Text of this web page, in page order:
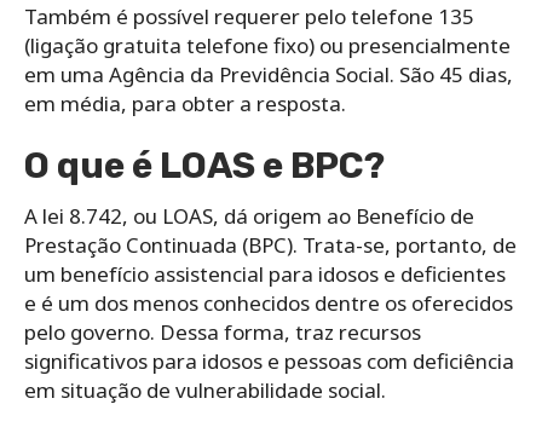
Também é possível requerer pelo telefone 135
(ligação gratuita telefone fixo) ou presencialmente
em uma Agência da Previdência Social. São 45 dias,
em média, para obter a resposta.
O que é LOAS e BPC?
A lei 8.742, ou LOAS, dá origem ao Benefício de
Prestação Continuada (BPC). Trata-se, portanto, de
um benefício assistencial para idosos e deficientes
e é um dos menos conhecidos dentre os oferecidos
pelo governo. Dessa forma, traz recursos
significativos para idosos e pessoas com deficiência
em situação de vulnerabilidade social.